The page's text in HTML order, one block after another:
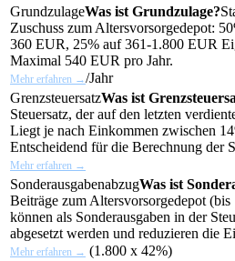
GrundzulageWas ist Grundzulage?
Zuschuss zum Altersvorsorgedepot:
360 EUR, 25% auf 361-1.800 EUR
Maximal 540 EUR pro Jahr.
Mehr erfahren →/Jahr
GrenzsteuersatzWas ist
Steuersatz, der auf den letzten
Liegt je nach Einkommen zwischen
Entscheidend für die Berechnung der
Mehr erfahren →
SonderausgabenabzugWas ist
Beiträge zum Altersvorsorgedepot
können als Sonderausgaben in der
abgesetzt werden und reduzieren die
Mehr erfahren → (1.800 x 42%)